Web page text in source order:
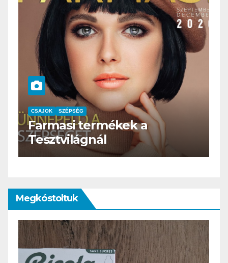
CSAJOK SZÉPSÉG
HERBioticum
Megkóstoltuk